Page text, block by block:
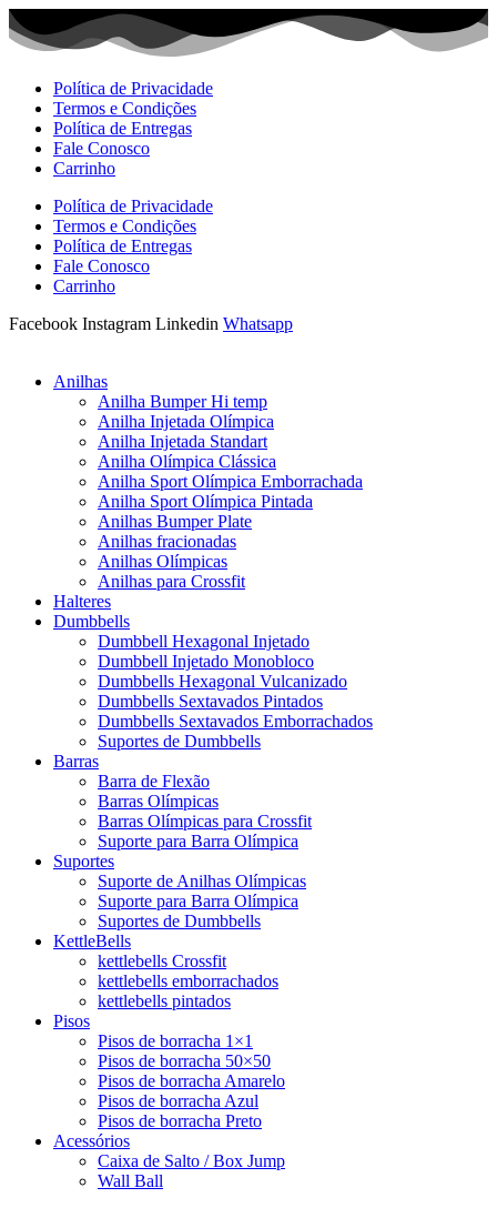
Ir
para
Política de Privacidade
Termos e Condições
Política de Entregas
Fale Conosco
Carrinho
Política de Privacidade
Termos e Condições
Política de Entregas
Fale Conosco
Carrinho
Facebook Instagram Linkedin Whatsapp
Anilhas
Anilha Bumper Hi temp
Anilha Injetada Olímpica
Anilha Injetada Standart
Anilha Olímpica Clássica
Anilha Sport Olímpica Emborrachada
Anilha Sport Olímpica Pintada
Anilhas Bumper Plate
Anilhas fracionadas
Anilhas Olímpicas
Anilhas para Crossfit
Halteres
Dumbbells
Dumbbell Hexagonal Injetado
Dumbbell Injetado Monobloco
Dumbbells Hexagonal Vulcanizado
Dumbbells Sextavados Pintados
Dumbbells Sextavados Emborrachados
Suportes de Dumbbells
Barras
Barra de Flexão
Barras Olímpicas
Barras Olímpicas para Crossfit
Suporte para Barra Olímpica
Suportes
Suporte de Anilhas Olímpicas
Suporte para Barra Olímpica
Suportes de Dumbbells
KettleBells
kettlebells Crossfit
kettlebells emborrachados
kettlebells pintados
Pisos
Pisos de borracha 1×1
Pisos de borracha 50×50
Pisos de borracha Amarelo
Pisos de borracha Azul
Pisos de borracha Preto
Acessórios
Caixa de Salto / Box Jump
Wall Ball